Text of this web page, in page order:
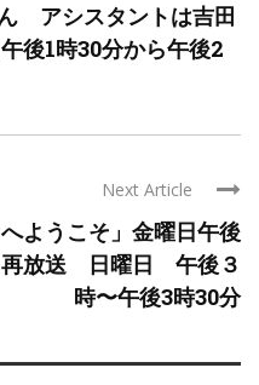
アシスタントは吉田
1時30分から午後2
Next Article
ようこそ」金曜日午後
放送 日曜日 午後３
時〜午後3時30分